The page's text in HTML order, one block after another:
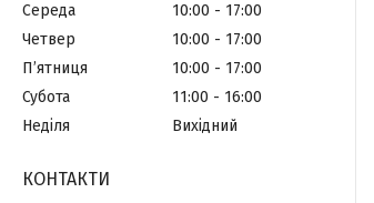
Середа
10:00
17:00
Четвер
10:00
17:00
Пʼятниця
10:00
17:00
Субота
11:00
16:00
Неділя
Вихідний
КОНТАКТИ